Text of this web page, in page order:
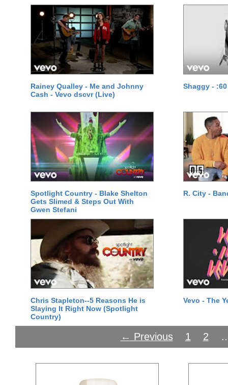
Rainey Qualley - Me and Johnny
Cash - Vevo dscvr (Live)
Shaggy -
Spotlight Country - Blake Shelton
Gets Slimed & Steps Out With
Gwen Stefani
R. City -
Chris Stapleton--5 Reasons He is
Slaying It Right Now (Spotlight
Country)
Vevo - The
← Previous 1 2